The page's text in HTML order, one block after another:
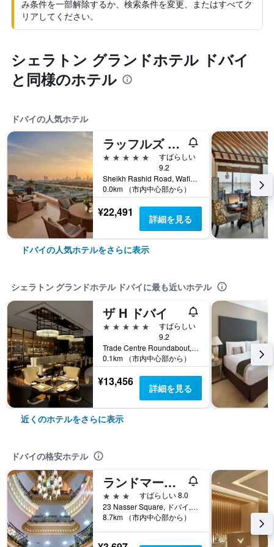
み条件を一部解除するか、検索条件を変更、またはすべてク
リアしてください。
シェラトン グランドホテル ドバイ
と同様のホテル
ドバイの人気ホテル
ラッフルズ ドバイ
5つ星
すばらしい
9.2
Sheikh Rashid Road, Wafi, PO Box 121800, ドバイ, アラブ首長国連邦
0.0km （市内中心部から）
¥22,491 詳細を見る
ドバイの人気ホテルをさらに表示
シェラトン グランドホテル ドバイに最も近いホテル
ザ H ドバイ
5つ星
すばらしい
9.2
Trade Centre Roundabout, Sheikh Zayed Road, ドバイ, アラブ首長国連邦
0.1km （市内中心部から）
¥13,456 詳細を見る
近くのホテルをさらに表示
ドバイの格安ホテル
ランドマーク プラザ ホテル
3つ星
すばらしい 8.0
23 Nasser Square, ドバイ, アラブ首長国連邦
8.7km （市内中心部から）